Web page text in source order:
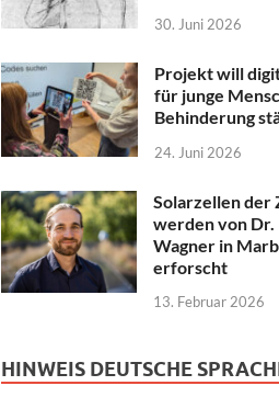
30. Juni 2026
Projekt will
für junge
Behinderung
24. Juni 2026
Solarzellen der
werden von Dr.
Wagner in
erforscht
13. Februar 2026
HINWEIS DEUTSCHE